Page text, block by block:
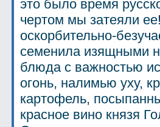
это было время
чертом мы затеяли
оскорбительно-
семенила изящными
блюда с важностью
огонь, налимью уху,
картофель,
красное вино князя